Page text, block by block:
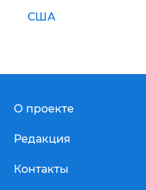
США
О проекте
Редакция
Контакты